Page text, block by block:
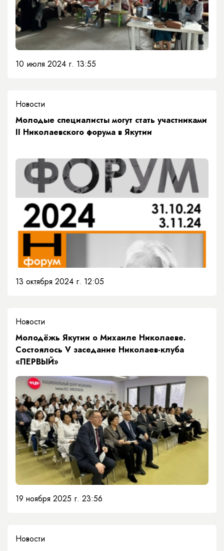
10 июля 2024 г. 13:55
Новости
​Молодые специалисты могут стать участниками
II Николаевского форума в Якутии
13 октября 2024 г. 12:05
Новости
​Молодёжь Якутии о Михаиле Николаеве.
Состоялось V заседание Николаев-клуба
«ПЕРВЫЙ»
19 ноября 2025 г. 23:56
Новости